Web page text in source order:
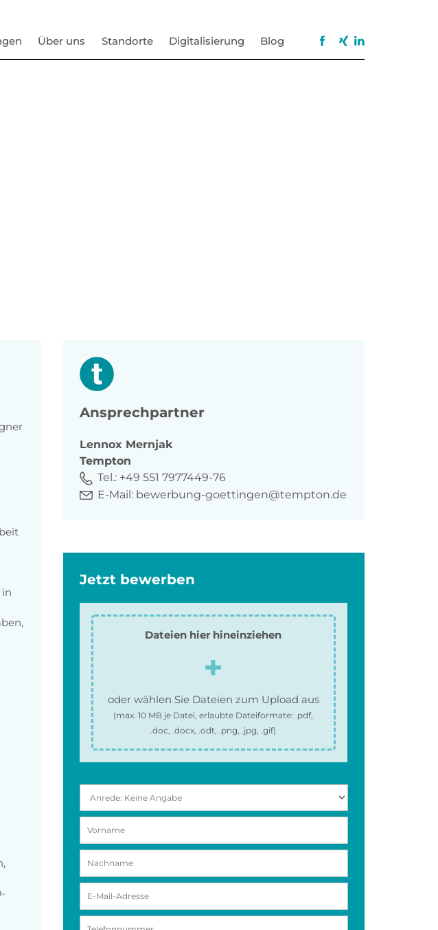
Über uns Standorte Digitalisierung Blog
Ansprechpartner
Lennox Mernjak
Tempton
Tel.: +49 551 7977449-76
E-Mail: bewerbung-goettingen@tempton.de
Jetzt bewerben
Dateien hier hineinziehen
oder wählen Sie Dateien zum Upload aus
(max.10 MB je Datei, erlaubte Dateiformate:.pdf,
.doc, .docx, .odt, .png, .jpg, .gif)